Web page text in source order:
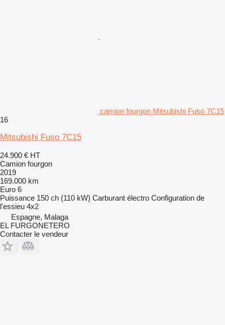
camion fourgon Mitsubishi Fuso 7C15
16
Mitsubishi Fuso 7C15
24.900 € HT
Camion fourgon
2019
169.000 km
Euro 6
Puissance 150 ch (110 kW) Carburant électro Configuration de
l'essieu 4x2
Espagne, Malaga
EL FURGONETERO
Contacter le vendeur